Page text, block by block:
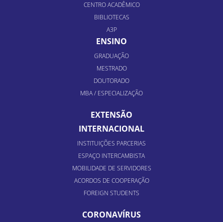
CENTRO ACADÊMICO
BIBLIOTECAS
A3P
ENSINO
GRADUAÇÃO
MESTRADO
DOUTORADO
MBA / ESPECIALIZAÇÃO
EXTENSÃO
INTERNACIONAL
INSTITUIÇÕES PARCERIAS
ESPAÇO INTERCAMBISTA
MOBILIDADE DE SERVIDORES
ACORDOS DE COOPERAÇÃO
FOREIGN STUDENTS
CORONAVÍRUS